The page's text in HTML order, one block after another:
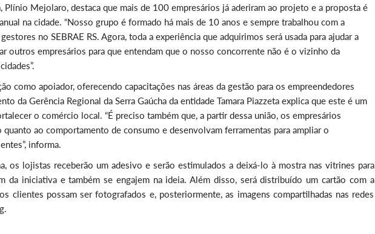
Plínio Mejolaro, destaca que mais de 100 empresários já aderiram ao projeto e a proposta é
na cidade. “Nosso grupo é formado há mais de 10 anos e sempre trabalhou com a
no SEBRAE RS. Agora, toda a experiência que adquirimos será usada para ajudar a
outros empresários para que entendam que o nosso concorrente não é o vizinho da
como apoiador, oferecendo capacitações nas áreas da gestão para os empreendedores
da Gerência Regional da Serra Gaúcha da entidade Tamara Piazzeta explica que este é um
o comércio local. “É preciso também que, a partir dessa união, os empresários
quanto ao comportamento de consumo e desenvolvam ferramentas para ampliar o
informa.
os lojistas receberão um adesivo e serão estimulados a deixá-lo à mostra nas vitrines para
da iniciativa e também se engajem na ideia. Além disso, será distribuído um cartão com a
clientes possam ser fotografados e, posteriormente, as imagens compartilhadas nas redes